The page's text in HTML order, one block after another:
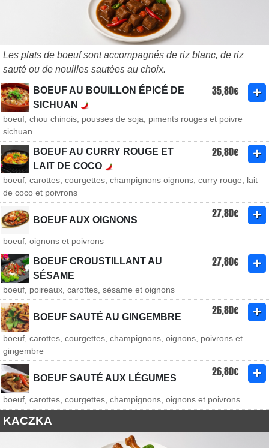
Les plats de boeuf sont accompagnés de riz blanc, de riz
sauté ou de nouilles sautées au choix.
BOEUF AU BOUILLON ÉPICÉ DE
SICHUAN
35,80€
boeuf, chou chinois, pousses de soja, piments rouges et poivre
sichuan
BOEUF AU CURRY ROUGE ET
LAIT DE COCO
26,80€
boeuf, carottes, courgettes, champignons oignons, curry rouge, lait
de coco et poivrons
BOEUF AUX OIGNONS 27,80€
boeuf, oignons et poivrons
BOEUF CROUSTILLANT AU
SÉSAME
27,80€
boeuf, poireaux, carottes, sésame et oignons
BOEUF SAUTÉ AU GINGEMBRE 26,80€
boeuf, carottes, courgettes, champignons, oignons, poivrons et
gingembre
BOEUF SAUTÉ AUX LÉGUMES 26,80€
boeuf, carottes, courgettes, champignons, oignons et poivrons
KACZKA